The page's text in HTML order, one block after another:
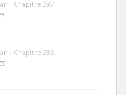
- Chapitre 287
- Chapitre 286